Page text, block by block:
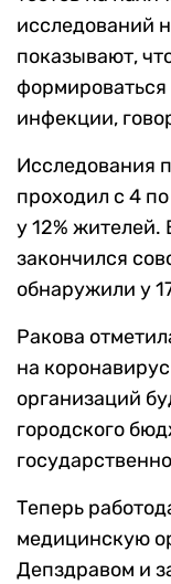
исследований
показывают,
инфекции,
Исследования
проходил с 4
у 12% жителей.
закончился
обнаружили у
Ракова
на
организаций
городского
Теперь
медицинскую
Депздравом и